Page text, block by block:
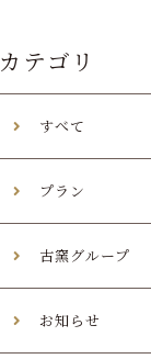
カテゴリ
すべて
プラン
古窯グループ
お知らせ